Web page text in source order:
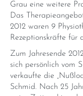
Grau eine weitere
Das
2012 waren 9
Rezeptionskräfte für
Zum Jahresende
sich persönlich vom
verkaufte die
Schmid. Nach 25